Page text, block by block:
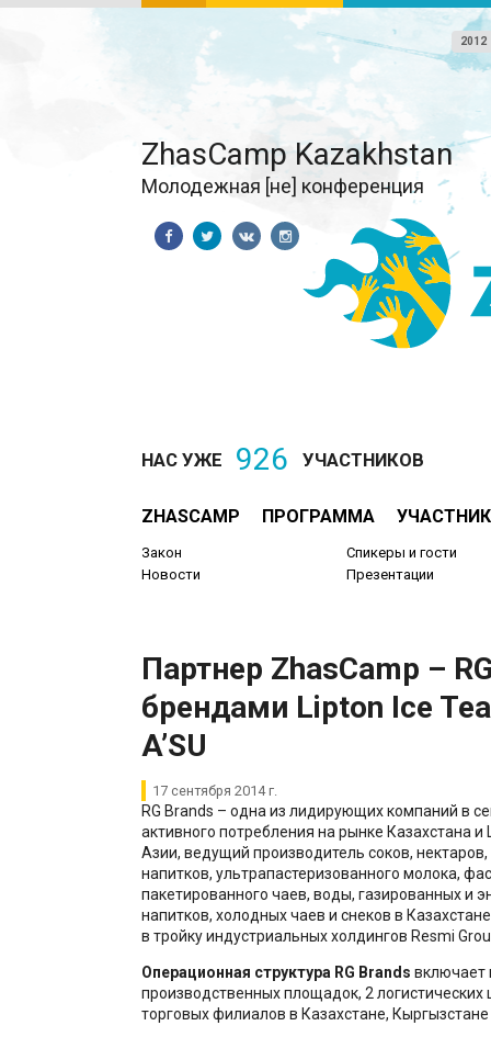
2012
ZhasCamp Kazakhstan
Молодежная [не] конференция
НАС УЖЕ 926 УЧАСТНИКОВ
ZHASCAMP ПРОГРАММА
Закон
Новости
Спикеры и гости
Презентации
Партнер ZhasCamp –
брендами Lipton Ice
A’SU
17 сентября 2014 г.
RG Brands – одна из лидирующих компаний в
активного потребления на рынке Казахстана и
Азии, ведущий производитель соков,
напитков, ультрапастеризованного молока,
пакетированного чаев, воды, газированных и
напитков, холодных чаев и снеков в
в тройку индустриальных холдингов Resmi
Операционная структура RG Brands включает
производственных площадок, 2 логистических
торговых филиалов в Казахстане, Кыргызстане